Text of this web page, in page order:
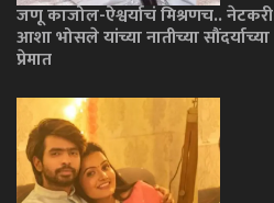
जणू काजोल-ऐश्वर्याचं मिश्रणच.. नेटकरी
आशा भोसले यांच्या नातीच्या सौंदर्याच्या
प्रेमात